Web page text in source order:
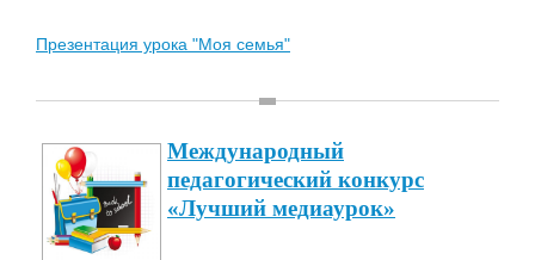
Презентация урока "Моя семья"
Международный
педагогический конкурс
«Лучший медиаурок»